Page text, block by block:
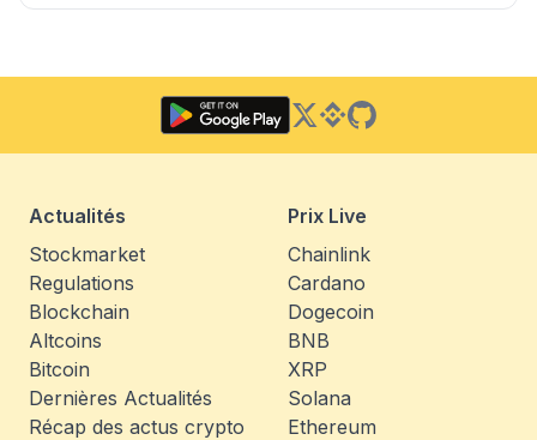
Twitter
Binance Square
GitHub
Actualités
Stockmarket
Regulations
Blockchain
Altcoins
Bitcoin
Dernières Actualités
Récap des actus crypto
Prix Live
Chainlink
Cardano
Dogecoin
BNB
XRP
Solana
Ethereum